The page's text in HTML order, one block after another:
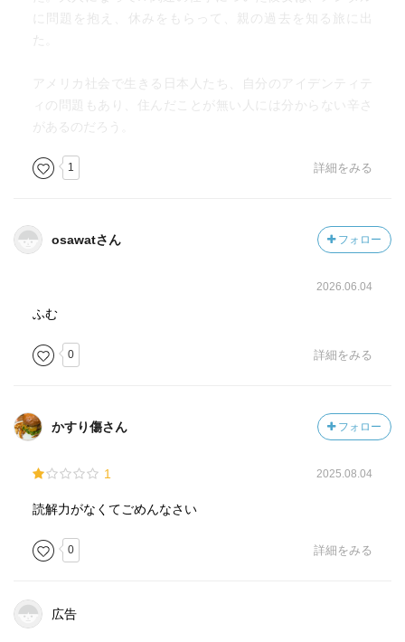
それの答えは、この先も分からないが、誰かにそれは宿っ
ている。レイ自身は諦念を受け止め、ありうべき世代の最
絶やさない。カブールの園が、VR治療から仕事に変わった
ことです。大学の友人達で始めた仕事は、日系人として要
ョンなのかと思うような緻密な構成に感嘆しました。取材
他は、ドキュメントを読んでいるような、冷静で淡々とし
ながらも、濃密な世界観を打ち出しています。加川文一や
南加文芸は調べたら、本当に実在していましたし。そのリ
にするのでなく、ありのままに書かれているのが、むし
止められませんでした。
います。こちらは、父の借金のために、日本からニューヨ
に問題を抱え、休みをもらって、親の過去を知る旅に出
た。
アメリカ社会で生きる日本人たち、自分のアイデンティテ
ィの問題もあり、住んだことが無い人には分からない辛さ
があるのだろう。
1 詳細をみる
osawatさん フォロー
2026.06.04
ふむ
0 詳細をみる
かすり傷さん フォロー
1 2025.08.04
読解力がなくてごめんなさい
0 詳細をみる
広告